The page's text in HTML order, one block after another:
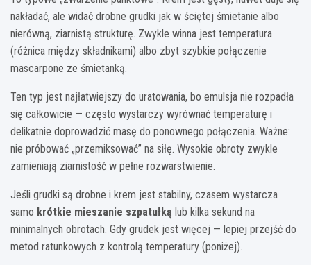
nakładać, ale widać drobne grudki jak w ściętej śmietanie albo
nierówną, ziarnistą strukturę. Zwykle winna jest temperatura
(różnica między składnikami) albo zbyt szybkie połączenie
mascarpone ze śmietanką.
Ten typ jest najłatwiejszy do uratowania, bo emulsja nie rozpadła
się całkowicie — często wystarczy wyrównać temperaturę i
delikatnie doprowadzić masę do ponownego połączenia. Ważne:
nie próbować „przemiksować” na siłę. Wysokie obroty zwykle
zamieniają ziarnistość w pełne rozwarstwienie.
Jeśli grudki są drobne i krem jest stabilny, czasem wystarcza
samo krótkie mieszanie szpatułką lub kilka sekund na
minimalnych obrotach. Gdy grudek jest więcej — lepiej przejść do
metod ratunkowych z kontrolą temperatury (poniżej).